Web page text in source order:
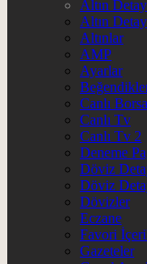
Altın Detay
Altın Detay
Altınlar
AMP
Ayarlar
Canlı Borsa
Canlı Tv
Canlı Tv 2
Deneme
Döviz
Döviz
Dövizler
Eczane
Favori
Gazeteler